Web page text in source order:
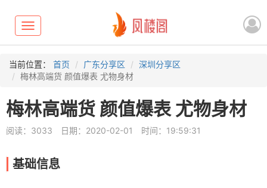
Toggle
navigation
当前位置： 首页 广东分享区
深圳分享区
梅林高端货 颜值爆表 尤物身材
梅林高端货 颜值爆表 尤物身材
阅读：3033 日期：2020-02-01 时间：19:59:31
基础信息